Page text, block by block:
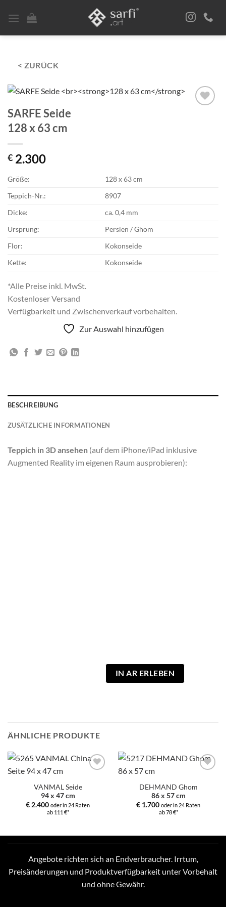
Inhalt
< ZURÜCK
SARFE Seide
128 x 63 cm
€ 2.300
Größe:
128 x 63 cm
Teppich-Nr.:
8907
Dicke:
ca. 0,4 mm
Ursprung:
Persien / Ghom
Flor:
Kokonseide
Kette:
Kokonseide
*Alle Preise inkl. MwSt.
Kostenloser Versand
Verfügbarkeit und Zwischenverkauf vorbehalten.
Zur Auswahl hinzufügen
BESCHREIBUNG
ZUSÄTZLICHE INFORMATIONEN
Teppich in 3D ansehen (auf dem iPhone/iPad inklusive
Augmented Reality im eigenen Raum ausprobieren):
IN AR ERLEBEN
ÄHNLICHE PRODUKTE
Auswahl
hinzufügen
VANMAL Seide
94 x 47 cm
€ 2.400 oder in 24 Raten
ab 111 €*
hinzufügen
DEHMAND Ghom
86 x 57 cm
€ 1.700 oder in 24 Raten
ab 78 €*
Angebote richten sich an Endverbraucher. Irrtum,
Preisänderungen und Produktverfügbarkeit unter Vorbehalt
und ohne Gewähr.